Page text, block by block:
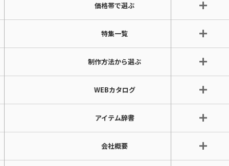
価格帯で選ぶ
特集一覧
制作方法から選ぶ
WEBカタログ
アイテム辞書
会社概要